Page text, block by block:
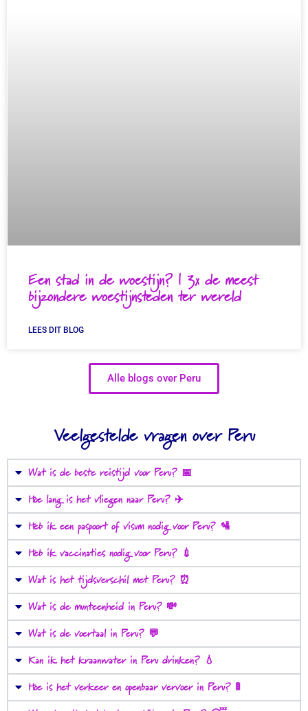
Een stad in de woestijn? | 3x de meest
bijzondere woestijnsteden ter wereld
LEES DIT BLOG
Alle blogs over Peru
Veelgestelde vragen over Peru
Wat is de beste reistijd voor Peru? 📅
Hoe lang is het vliegen naar Peru? ✈️
Heb ik een paspoort of visum nodig voor Peru? 🛂
Heb ik vaccinaties nodig voor Peru? 💉
Wat is het tijdsverschil met Peru? ⏰
Wat is de munteenheid in Peru? 💸
Wat is de voertaal in Peru? 💬
Kan ik het kraanwater in Peru drinken? 💧
Hoe is het verkeer en openbaar vervoer in Peru? 🚦